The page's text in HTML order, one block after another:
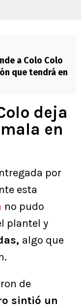
a Colo Colo
que tendrá en
deja
en
por
esta
no pudo
plantel y
algo que
de
sintió un